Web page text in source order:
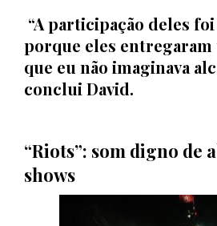
“A participação deles
porque eles
que eu não imaginava
conclui David.
“Riots”: som digno de
shows